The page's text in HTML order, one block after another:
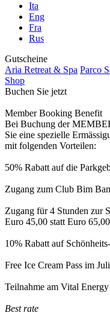
Ita
Eng
Fra
Rus
Gutscheine
Aria Retreat & Spa Parco
Shop
Buchen Sie jetzt
Member Booking Benefit
Bei Buchung der
Sie eine spezielle
mit folgenden Vorteilen:
50% Rabatt auf die
Zugang zum Club Bim
Zugang für 4 Stunden zur
Euro 45,00 statt Euro
10% Rabatt auf
Free Ice Cream Pass im
Teilnahme am Vital
Best rate